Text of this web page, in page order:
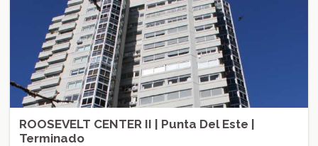
ROOSEVELT CENTER II | Punta Del Este |
Terminado